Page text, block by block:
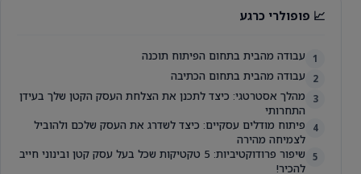
📈 פופולרי כרגע
1 עבודה מהבית בתחום הפיתוח תוכנה
2 עבודה מהבית בתחום הכתיבה
3
מהלך אסטרטגי: כיצד לתכנן את הצלחת העסק הקטן שלך בעידן
התחרותי
4
פיתוח מודלים עסקיים: כיצד לשדרג את העסק שלכם ולהוביל
לצמיחה מהירה
5
שיפור פרודוקטיביות: 5 טקטיקות שכל בעל עסק קטן ובינוני חייב
להכיר!